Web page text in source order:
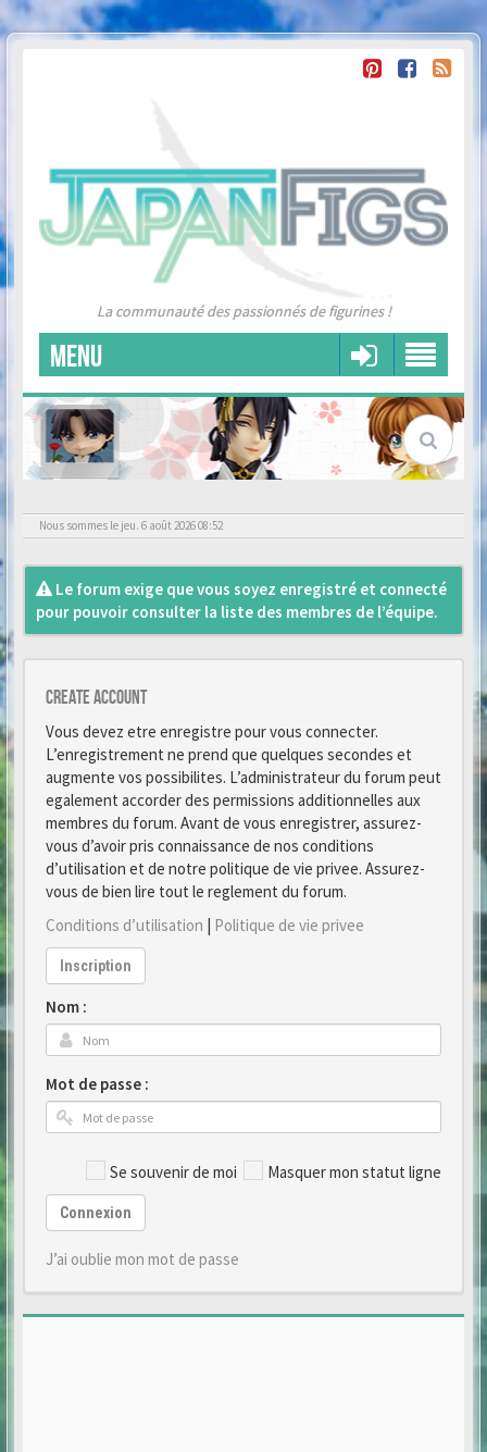
La communauté des passionnés de figurines !
MENU
Nous sommes le jeu. 6 août 2026 08:52
Le forum exige que vous soyez enregistré et connecté
pour pouvoir consulter la liste des membres de l’équipe.
Create account
Vous devez etre enregistre pour vous connecter.
L’enregistrement ne prend que quelques secondes et
augmente vos possibilites. L’administrateur du forum peut
egalement accorder des permissions additionnelles aux
membres du forum. Avant de vous enregistrer, assurez-
vous d’avoir pris connaissance de nos conditions
d’utilisation et de notre politique de vie privee. Assurez-
vous de bien lire tout le reglement du forum.
Conditions d’utilisation | Politique de vie privee
Inscription
Nom :
Mot de passe :
Se souvenir de moi Masquer mon statut ligne
Connexion
J’ai oublie mon mot de passe